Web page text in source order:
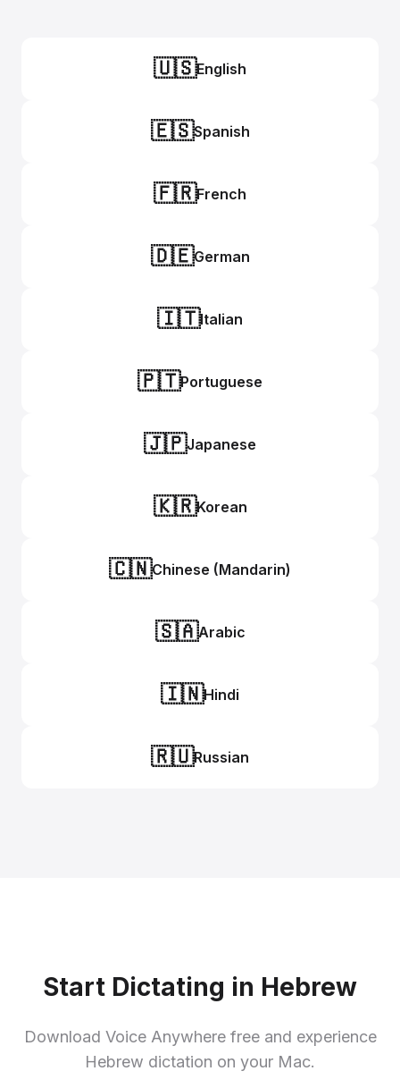
🇺🇸English
🇪🇸Spanish
🇫🇷French
🇩🇪German
🇮🇹Italian
🇵🇹Portuguese
🇯🇵Japanese
🇰🇷Korean
🇨🇳Chinese (Mandarin)
🇸🇦Arabic
🇮🇳Hindi
🇷🇺Russian
Start Dictating in Hebrew
Download Voice Anywhere free and experience
Hebrew dictation on your Mac.